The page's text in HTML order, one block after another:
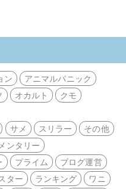
ン
アニマルパニック
オカルト
クモ
サメ スリラー
その他
ンタリー
プライム
ブログ運営
ター ランキング
ワニ